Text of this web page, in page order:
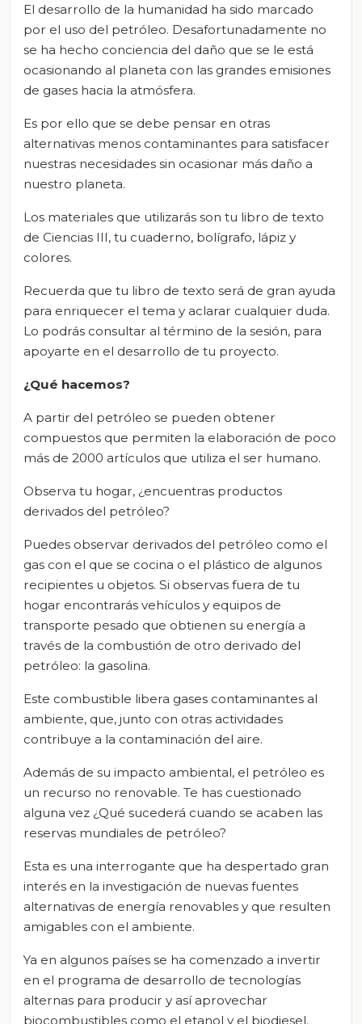
El desarrollo de la humanidad ha sido marcado
por el uso del petróleo. Desafortunadamente no
se ha hecho conciencia del daño que se le está
ocasionando al planeta con las grandes emisiones
de gases hacia la atmósfera.
Es por ello que se debe pensar en otras
alternativas menos contaminantes para satisfacer
nuestras necesidades sin ocasionar más daño a
nuestro planeta.
Los materiales que utilizarás son tu libro de texto
de Ciencias III, tu cuaderno, bolígrafo, lápiz y
colores.
Recuerda que tu libro de texto será de gran ayuda
para enriquecer el tema y aclarar cualquier duda.
Lo podrás consultar al término de la sesión, para
apoyarte en el desarrollo de tu proyecto.
¿Qué hacemos?
A partir del petróleo se pueden obtener
compuestos que permiten la elaboración de poco
más de 2000 artículos que utiliza el ser humano.
Observa tu hogar, ¿encuentras productos
derivados del petróleo?
Puedes observar derivados del petróleo como el
gas con el que se cocina o el plástico de algunos
recipientes u objetos. Si observas fuera de tu
hogar encontrarás vehículos y equipos de
transporte pesado que obtienen su energía a
través de la combustión de otro derivado del
petróleo: la gasolina.
Este combustible libera gases contaminantes al
ambiente, que, junto con otras actividades
contribuye a la contaminación del aire.
Además de su impacto ambiental, el petróleo es
un recurso no renovable. Te has cuestionado
alguna vez ¿Qué sucederá cuando se acaben las
reservas mundiales de petróleo?
Esta es una interrogante que ha despertado gran
interés en la investigación de nuevas fuentes
alternativas de energía renovables y que resulten
amigables con el ambiente.
Ya en algunos países se ha comenzado a invertir
en el programa de desarrollo de tecnologías
alternas para producir y así aprovechar
biocombustibles como el etanol y el biodiesel.